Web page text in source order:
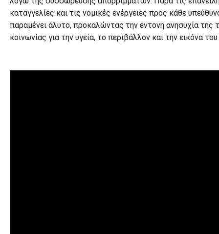
καταγγελίες και τις νομικές ενέργειες προς κάθε
παραμένει άλυτο, προκαλώντας την έντονη ανησυχία της
κοινωνίας για την υγεία, το περιβάλλον και την εικόνα του